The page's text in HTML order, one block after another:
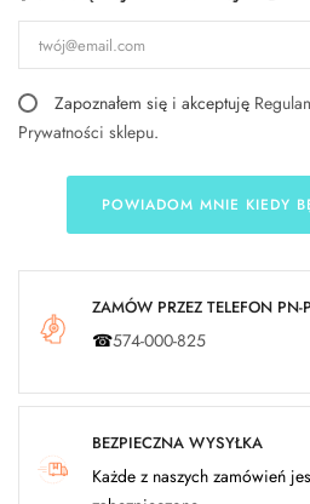
Zapoznałem się i akceptuję
Prywatności sklepu.
POWIADOM MNIE KIEDY
ZAMÓW PRZEZ TELEFON
☎574-000-825
BEZPIECZNA WYSYŁKA
Każde z naszych zamówień